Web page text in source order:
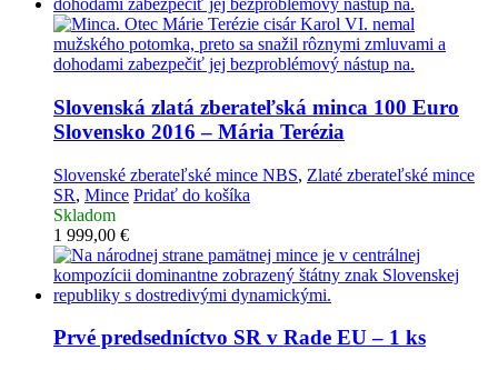
Slovenská zlatá zberateľská minca 100 Euro
Slovensko 2016 – Mária Terézia
Slovenské zberateľské mince NBS, Zlaté zberateľské mince
SR, Mince Pridať do košíka
Skladom
1 999,00 €
Prvé predsedníctvo SR v Rade EU – 1 ks